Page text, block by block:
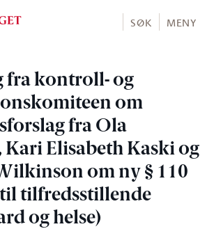
SØK MENY
fra kontroll- og
om
fra Ola
Kari Elisabeth Kaski og
om ny § 110
tilfredsstillende
og helse)